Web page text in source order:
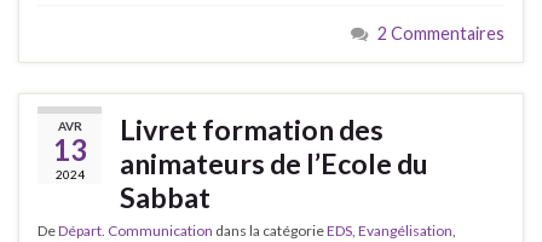
2 Commentaires
AVR
13
2024
Livret formation des
animateurs de l’Ecole du
Sabbat
DeDépart. Communication dans la catégorieEDS, Evangélisation,